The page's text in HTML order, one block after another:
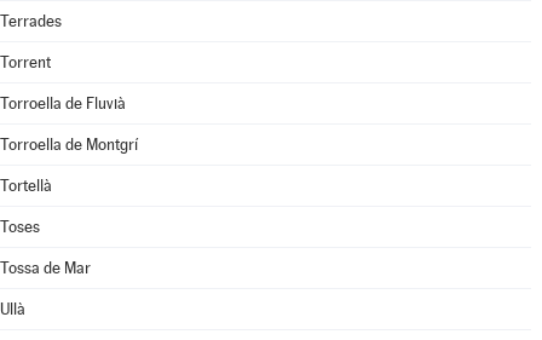
Terrades
Torrent
Torroella de Fluvià
Torroella de Montgrí
Tortellà
Toses
Tossa de Mar
Ullà